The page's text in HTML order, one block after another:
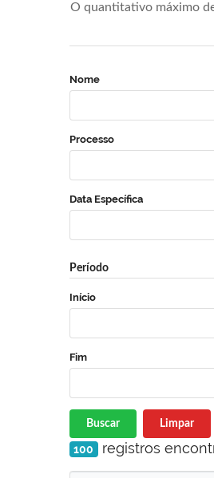
O quantitativo máximo
Nome
Processo
Data Específica
Período
Início
Fim
Buscar Limpar
100 registros